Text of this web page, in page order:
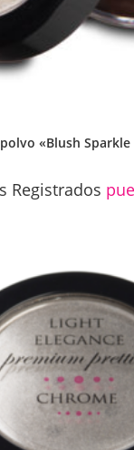
«Blush
Registrados